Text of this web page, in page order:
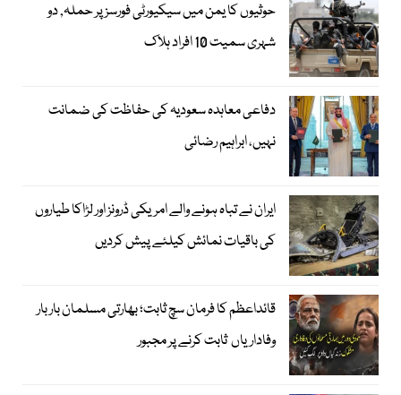
حوثیوں کا یمن میں سیکیورٹی فورسز پر حملہ, دو
شہری سمیت 10 افراد ہلاک
دفاعی معاہدہ سعودیہ کی حفاظت کی ضمانت
نہیں، ابراہیم رضائی
ایران نے تباہ ہونے والے امریکی ڈرونز اور لڑاکا طیاروں
کی باقیات نمائش کیلئے پیش کردیں
قائداعظم کا فرمان سچ ثابت؛ بھارتی مسلمان بار بار
وفاداریاں ثابت کرنے پر مجبور